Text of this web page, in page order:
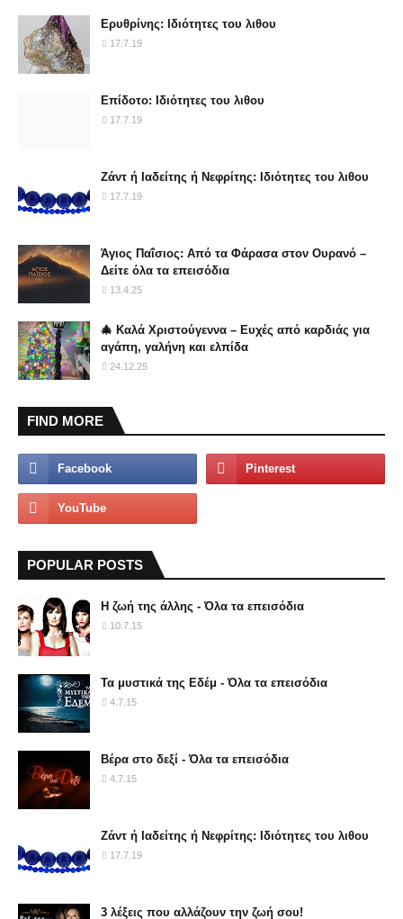
Ερυθρίνης: Ιδιότητες του λιθου
17.7.19
Επίδοτο: Ιδιότητες του λιθου
17.7.19
Ζάντ ή Ιαδείτης ή Νεφρίτης: Ιδιότητες του λιθου
17.7.19
Άγιος Παΐσιος: Από τα Φάρασα στον Ουρανό –
Δείτε όλα τα επεισόδια
13.4.25
🎄 Καλά Χριστούγεννα – Ευχές από καρδιάς για
αγάπη, γαλήνη και ελπίδα
24.12.25
FIND MORE
POPULAR POSTS
Η ζωή της άλλης - Όλα τα επεισόδια
10.7.15
Τα μυστικά της Εδέμ - Όλα τα επεισόδια
4.7.15
Βέρα στο δεξί - Όλα τα επεισόδια
4.7.15
Ζάντ ή Ιαδείτης ή Νεφρίτης: Ιδιότητες του λιθου
17.7.19
3 λέξεις που αλλάζουν την ζωή σου!